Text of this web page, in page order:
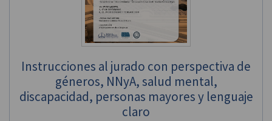
Instrucciones al jurado con perspectiva de
géneros, NNyA, salud mental,
discapacidad, personas mayores y lenguaje
claro